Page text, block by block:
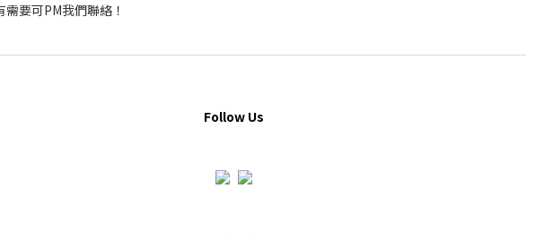
要可PM我們聯絡！
Follow Us